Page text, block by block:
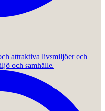
attraktiva livsmiljöer och
och samhälle.